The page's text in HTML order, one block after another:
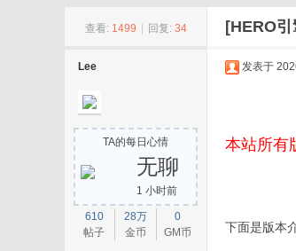
奇
›
查看: 1499 回复: 34 [HERO引
Lee
TA的每日心情
无聊
1 小时前
610
帖子
28万
金币
0
GM币
发表于
本站所有
下面是版本